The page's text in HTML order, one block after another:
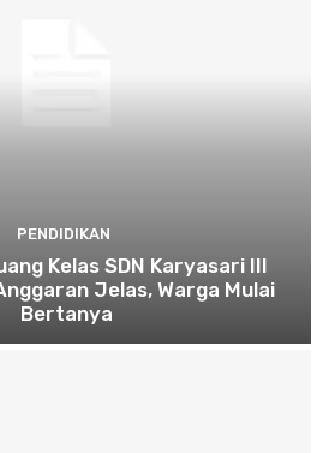
PENDIDIKAN
Kelas SDN Karyasari III
Jelas, Warga Mulai
Bertanya